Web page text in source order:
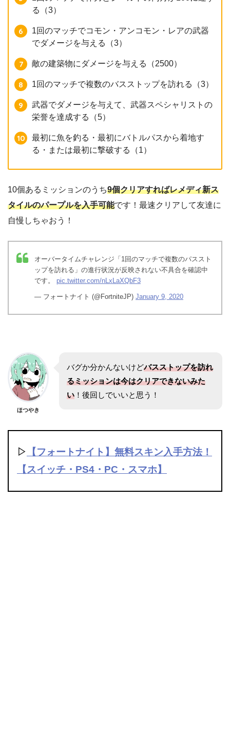
る（3）
1回のマッチでコモン・アンコモン・レアの武器
でダメージを与える（3）
敵の建築物にダメージを与える（2500）
1回のマッチで複数のバスストップを訪れる（3）
武器でダメージを与えて、武器スペシャリストの
栄誉を達成する（5）
最初に魚を釣る・最初にバトルパスから着地す
る・または最初に撃破する（1）
10個あるミッションのうち9個クリアすればレメディ新ス
タイルのパープルを入手可能です！最速クリアして友達に
自慢しちゃおう！
オーバータイムチャレンジ「1回のマッチで複数のパススト
ップを訪れる」の進行状況が反映されない不具合を確認中
です。 pic.twitter.com/nLxLaXQbF3
— フォートナイト (@FortniteJP) January 9, 2020
ほつやき
バグか分かんないけどバスストップを訪れ
るミッションは今はクリアできないみた
い ！後回しでいいと思う！
▷ 【フォートナイト】無料スキン入手方法！
【スイッチ・PS4・PC・スマホ】